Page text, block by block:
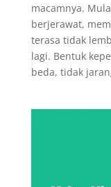
macamnya.
berjerawat,
terasa tidak
lagi. Bentuk
beda, tidak